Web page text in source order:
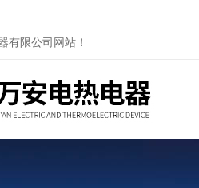
有限公司网站！